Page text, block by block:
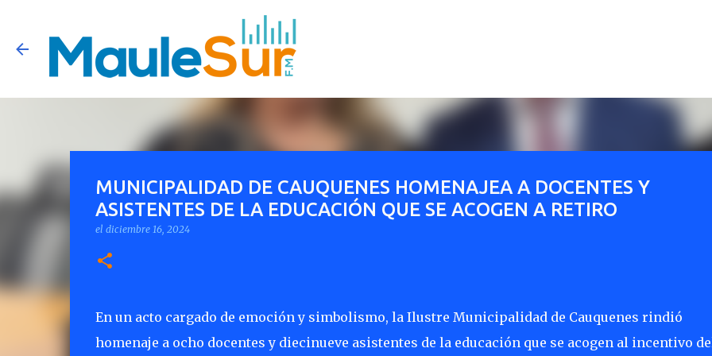
MUNICIPALIDAD DE CAUQUENES HOMENAJEA A DOCENTES Y
ASISTENTES DE LA EDUCACIÓN QUE SE ACOGEN A RETIRO
el diciembre 16, 2024
En un acto cargado de emoción y simbolismo, la Ilustre Municipalidad de Cauquenes rindió
homenaje a ocho docentes y diecinueve asistentes de la educación que se acogen al incentivo